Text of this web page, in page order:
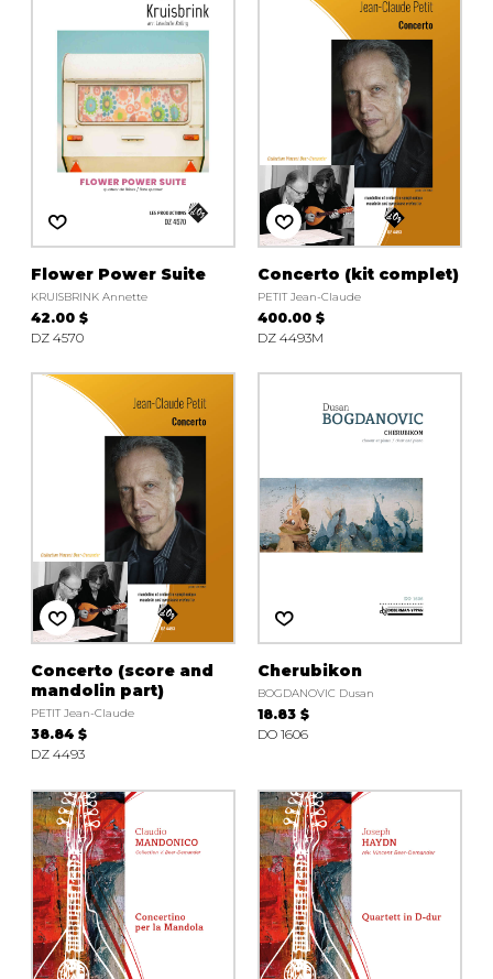
OTHER PRODUCTS
Chamber Music
with Guitar
Flower Power Suite
KRUISBRINK Annette
42.00 $
DZ 4570
Concerto (kit complet)
PETIT Jean-Claude
400.00 $
DZ 4493M
Concerto (score and
mandolin part)
PETIT Jean-Claude
38.84 $
DZ 4493
Cherubikon
BOGDANOVIC Dusan
18.83 $
DO 1606